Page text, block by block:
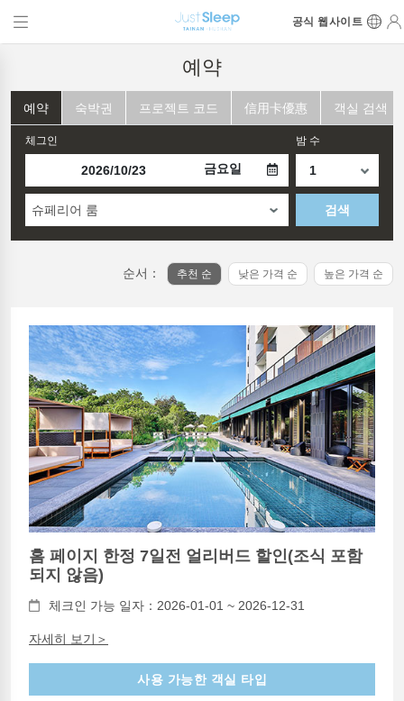
공식 웹사이트
예약
예약 숙박권 프로젝트 코드 信用卡優惠 객실 검색
체그인
금요일
밤 수
슈페리어 룸 검색
순서： 추천 순 낮은 가격 순 높은 가격 순
홈 페이지 한정 7일전 얼리버드 할인(조식 포함
되지 않음)
체크인 가능 일자：2026-01-01 ~ 2026-12-31
자세히 보기＞
사용 가능한 객실 타입